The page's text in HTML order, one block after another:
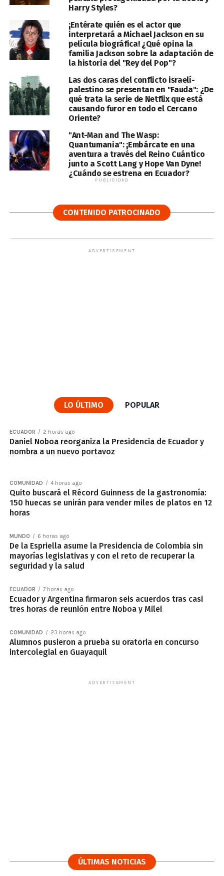
Harry Styles?
¡Entérate quién es el actor que
interpretará a Michael Jackson en su
película biográfica! ¿Qué opina la
familia Jackson sobre la adaptación de
la historia del "Rey del Pop"?
Las dos caras del conflicto israelí-
palestino se presentan en "Fauda": ¿De
qué trata la serie de Netflix que está
causando furor en todo el Cercano
Oriente?
"Ant-Man and The Wasp:
Quantumania": ¡Embárcate en una
aventura a través del Reino Cuántico
junto a Scott Lang y Hope Van Dyne!
¿Cuándo se estrena en Ecuador?
PUBLICIDAD
CONTENIDO PATROCINADO
ADVERTISEMENT
LO ÚLTIMO POPULAR
ECUADOR 2 horas ago
Daniel Noboa reorganiza la Presidencia de Ecuador y
nombra a un nuevo portavoz
COMUNIDAD 4 horas ago
Quito buscará el Récord Guinness de la gastronomía:
150 huecas se unirán para vender miles de platos en 12
horas
MUNDO 6 horas ago
De la Espriella asume la Presidencia de Colombia sin
mayorías legislativas y con el reto de recuperar la
seguridad y la salud
ECUADOR 7 horas ago
Ecuador y Argentina firmaron seis acuerdos tras casi
tres horas de reunión entre Noboa y Milei
COMUNIDAD 23 horas ago
Alumnos pusieron a prueba su oratoria en concurso
intercolegial en Guayaquil
ADVERTISEMENT
ÚLTIMAS NOTICIAS